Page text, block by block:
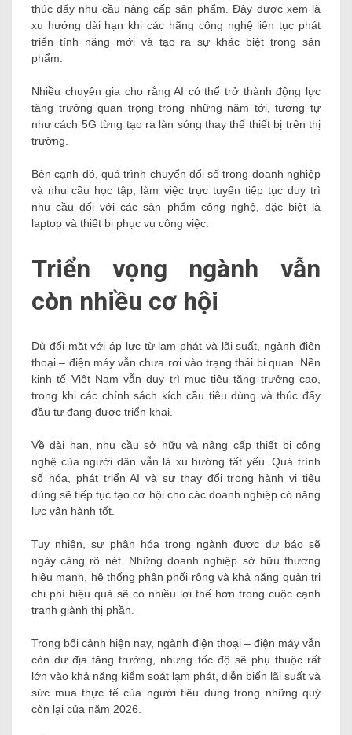
thúc đẩy nhu cầu nâng cấp sản phẩm. Đây được xem là
xu hướng dài hạn khi các hãng công nghệ liên tục phát
triển tính năng mới và tạo ra sự khác biệt trong sản
phẩm.
Nhiều chuyên gia cho rằng AI có thể trở thành động lực
tăng trưởng quan trọng trong những năm tới, tương tự
như cách 5G từng tạo ra làn sóng thay thế thiết bị trên thị
trường.
Bên cạnh đó, quá trình chuyển đổi số trong doanh nghiệp
và nhu cầu học tập, làm việc trực tuyến tiếp tục duy trì
nhu cầu đối với các sản phẩm công nghệ, đặc biệt là
laptop và thiết bị phục vụ công việc.
Triển vọng ngành vẫn
còn nhiều cơ hội
Dù đối mặt với áp lực từ lạm phát và lãi suất, ngành điện
thoại – điện máy vẫn chưa rơi vào trạng thái bi quan. Nền
kinh tế Việt Nam vẫn duy trì mục tiêu tăng trưởng cao,
trong khi các chính sách kích cầu tiêu dùng và thúc đẩy
đầu tư đang được triển khai.
Về dài hạn, nhu cầu sở hữu và nâng cấp thiết bị công
nghệ của người dân vẫn là xu hướng tất yếu. Quá trình
số hóa, phát triển AI và sự thay đổi trong hành vi tiêu
dùng sẽ tiếp tục tạo cơ hội cho các doanh nghiệp có năng
lực vận hành tốt.
Tuy nhiên, sự phân hóa trong ngành được dự báo sẽ
ngày càng rõ nét. Những doanh nghiệp sở hữu thương
hiệu mạnh, hệ thống phân phối rộng và khả năng quản trị
chi phí hiệu quả sẽ có nhiều lợi thế hơn trong cuộc cạnh
tranh giành thị phần.
Trong bối cảnh hiện nay, ngành điện thoại – điện máy vẫn
còn dư địa tăng trưởng, nhưng tốc độ sẽ phụ thuộc rất
lớn vào khả năng kiểm soát lạm phát, diễn biến lãi suất và
sức mua thực tế của người tiêu dùng trong những quý
còn lại của năm 2026.